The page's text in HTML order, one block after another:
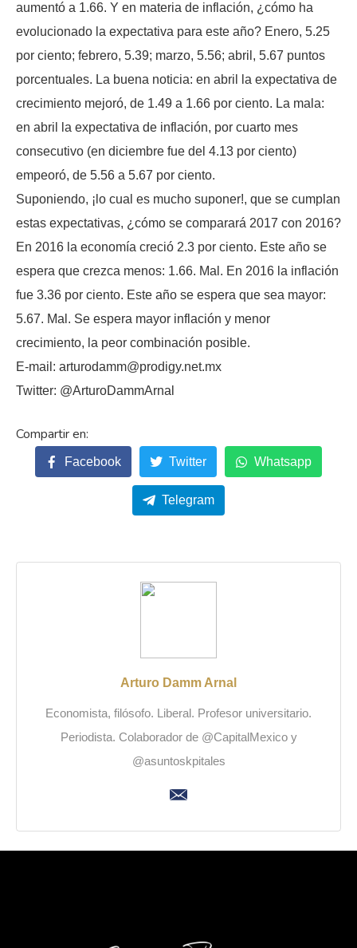
aumentó a 1.66. Y en materia de inflación, ¿cómo ha
evolucionado la expectativa para este año? Enero, 5.25
por ciento; febrero, 5.39; marzo, 5.56; abril, 5.67 puntos
porcentuales. La buena noticia: en abril la expectativa de
crecimiento mejoró, de 1.49 a 1.66 por ciento. La mala:
en abril la expectativa de inflación, por cuarto mes
consecutivo (en diciembre fue del 4.13 por ciento)
empeoró, de 5.56 a 5.67 por ciento.
Suponiendo, ¡lo cual es mucho suponer!, que se cumplan
estas expectativas, ¿cómo se comparará 2017 con 2016?
En 2016 la economía creció 2.3 por ciento. Este año se
espera que crezca menos: 1.66. Mal. En 2016 la inflación
fue 3.36 por ciento. Este año se espera que sea mayor:
5.67. Mal. Se espera mayor inflación y menor
crecimiento, la peor combinación posible.
E-mail: arturodamm@prodigy.net.mx
Twitter: @ArturoDammArnal
Facebook Twitter Whatsapp
Telegram
Arturo Damm Arnal
Economista, filósofo. Liberal. Profesor universitario.
Periodista. Colaborador de @CapitalMexico y
@asuntoskpitales